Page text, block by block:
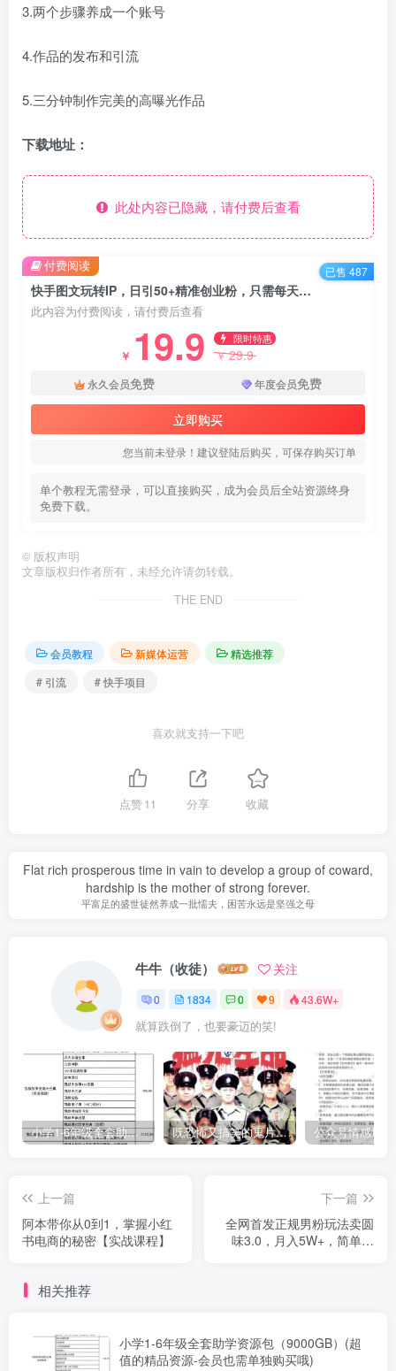
3.两个步骤养成一个账号
4.作品的发布和引流
5.三分钟制作完美的高曝光作品
下载地址：
此处内容已隐藏，请付费后查看
快手图文玩转IP，日引50+精准创业粉，只需每天操作一小时！【揭秘】
此内容为付费阅读，请付费后查看
￥ 19.9 限时特惠
￥29.9
永久会员免费 年度会员免费
立即购买
您当前未登录！建议登陆后购买，可保存购买订单
单个教程无需登录，可以直接购买，成为会员后全站资源终身
免费下载。
付费阅读 已售 487
© 版权声明
文章版权归作者所有，未经允许请勿转载。
THE END
会员教程 新媒体运营
精选推荐
# 引流
# 快手项目
喜欢就支持一下吧
点赞11 分享 收藏
Flat rich prosperous time in vain to develop a group of coward,
hardship is the mother of strong forever.
平富足的盛世徒然养成一批懦夫，困苦永远是坚强之母
牛牛（收徒） 关注
0 1834 0 9 43.6W+
就算跌倒了，也要豪迈的笑!
小学1-6年级全套助学资源包（9000GB）(超值的精品资源-会员也需单独购买哦) 既恐怖又搞笑的鬼片（10部猛鬼恐怖片都是喜剧片）
上一篇
阿本带你从0到1，掌握小红
书电商的秘密【实战课程】
下一篇
全网首发正规男粉玩法卖圆
味3.0，月入5W+，简单粗
相关推荐
小学1-6年级全套助学资源包（9000GB）(超
值的精品资源-会员也需单独购买哦)